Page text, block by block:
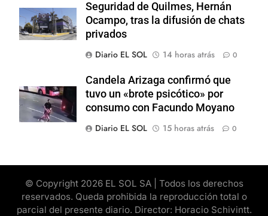
Seguridad de Quilmes, Hernán
Ocampo, tras la difusión de chats
privados
Diario EL SOL
14 horas atrás 0
Candela Arizaga confirmó que
tuvo un «brote psicótico» por
consumo con Facundo Moyano
Diario EL SOL
15 horas atrás 0
© Copyright 2026 EL SOL SA | Todos los derechos
reservados. Queda prohibida la reproducción total o
parcial del presente diario. Director: Horacio Schivintt.